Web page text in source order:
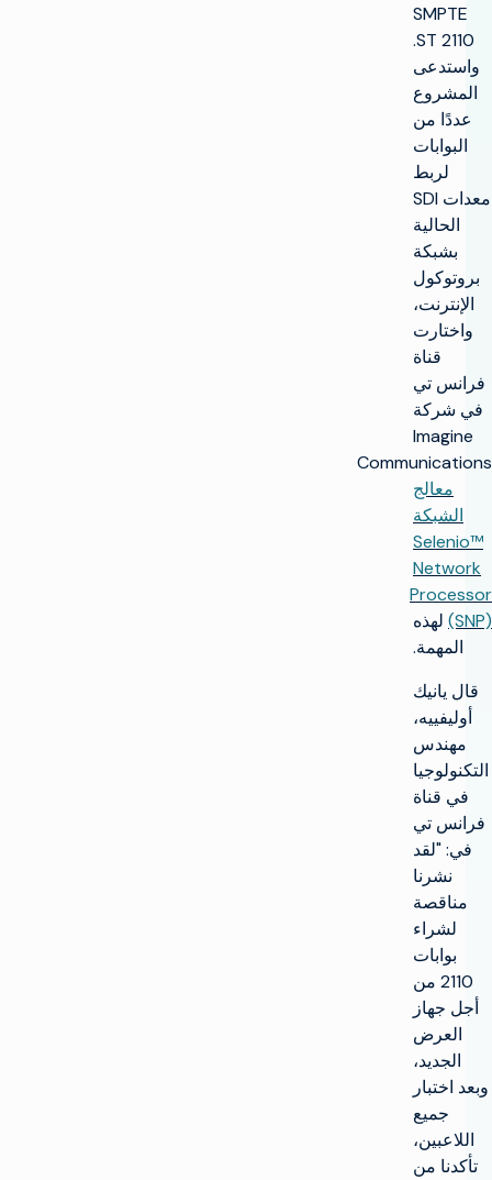
SMPTE
ST 2110.
واستدعى
المشروع
عددًا من
البوابات
لربط
معدات SDI
الحالية
بشبكة
بروتوكول
الإنترنت،
واختارت
قناة
فرانس تي
في شركة
Imagine
Communications
معالج
الشبكة
Selenio™
Network
Processor
(SNP) لهذه
المهمة.
قال يانيك
أوليفييه،
مهندس
التكنولوجيا
في قناة
فرانس تي
في: "لقد
نشرنا
مناقصة
لشراء
بوابات
2110 من
أجل جهاز
العرض
الجديد،
وبعد اختبار
جميع
اللاعبين،
تأكدنا من